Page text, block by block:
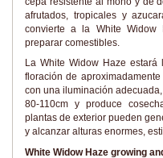
afrutados, tropicales y
convierte a la White Widow
preparar comestibles.
La White Widow Haze
floración de
con una iluminación
80-110cm y produce
plantas de exterior pueden
y alcanzar alturas enormes,
White Widow Haze growing